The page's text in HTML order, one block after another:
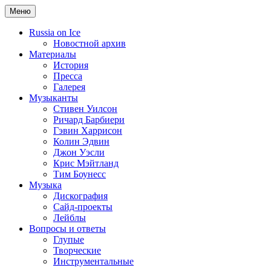
Меню
Russia on Ice
Новостной архив
Материалы
История
Пресса
Галерея
Музыканты
Стивен Уилсон
Ричард Барбиери
Гэвин Харрисон
Колин Эдвин
Джон Уэсли
Крис Мэйтланд
Тим Боунесс
Музыка
Дискография
Сайд-проекты
Лейблы
Вопросы и ответы
Глупые
Творческие
Инструментальные